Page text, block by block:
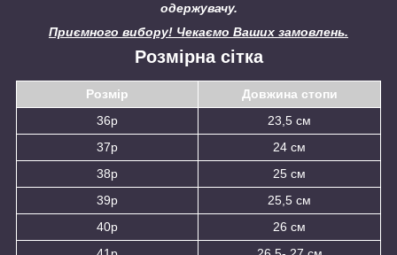
одержувачу.
Приємного вибору! Чекаємо Ваших замовлень.
Розмірна сітка
Розмір
Довжина стопи
36р
23,5 см
37р
24 см
38р
25 см
39р
25,5 см
40р
26 см